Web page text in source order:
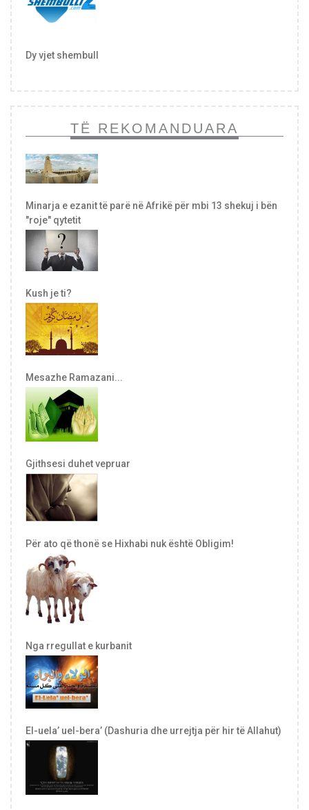
Dy vjet shembull
TË REKOMANDUARA
Minarja e ezanit të parë në Afrikë për mbi 13 shekuj i bën
"roje" qytetit
Kush je ti?
Mesazhe Ramazani...
Gjithsesi duhet vepruar
Për ato që thonë se Hixhabi nuk është Obligim!
Nga rregullat e kurbanit
El-uela’ uel-bera’ (Dashuria dhe urrejtja për hir të Allahut)